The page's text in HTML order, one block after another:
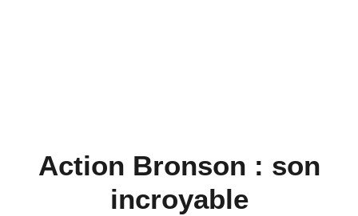
Action Bronson : son
incroyable